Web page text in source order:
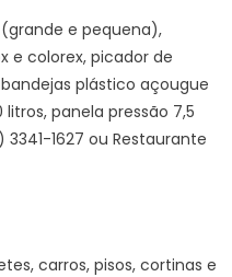
e pequena),
e colorex, picador de
plástico açougue
panela pressão 7,5
1627 ou Restaurante
carros, pisos, cortinas e